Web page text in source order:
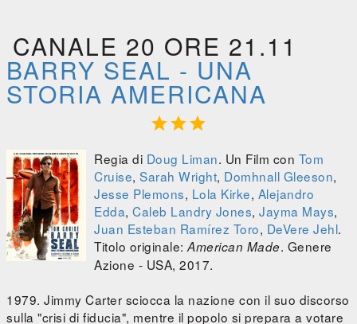
CANALE 20 ORE 21.11
BARRY SEAL - UNA
STORIA AMERICANA

Regia di Doug Liman. Un Film con Tom
Cruise, Sarah Wright, Domhnall Gleeson,
Jesse Plemons, Lola Kirke, Alejandro
Edda, Caleb Landry Jones, Jayma Mays,
Juan Esteban Ramírez Toro, DeVere Jehl.
Titolo originale: American Made. Genere
Azione - USA, 2017.
1979. Jimmy Carter sciocca la nazione con il suo discorso
sulla "crisi di fiducia", mentre il popolo si prepara a votare